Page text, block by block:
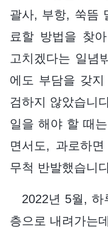
괄사, 부항, 쑥뜸
료할 방법을 찾
고치겠다는 일념
에도 부담을 갖
검하지 않았습니
일을 해야 할 때
면서도, 과로하
무척 반발했습니
2022년 5월, 하
층으로 내려가는